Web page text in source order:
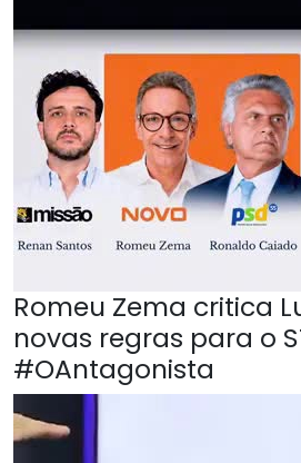
Romeu Zema critica
novas regras para o
#OAntagonista